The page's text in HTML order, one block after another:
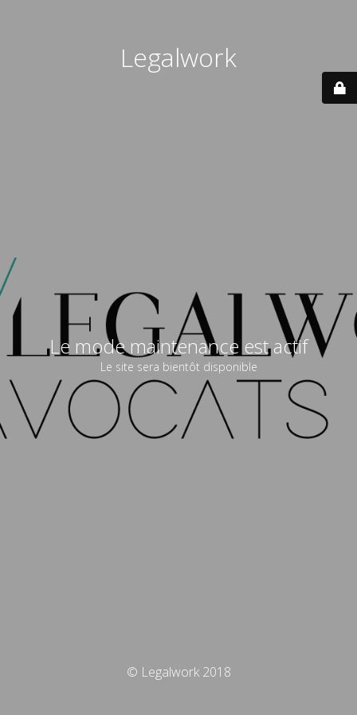
Legalwork
Le mode maintenance est actif
Le site sera bientôt disponible
© Legalwork 2018